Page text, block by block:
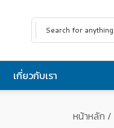
เกี่ยวกับเรา
หน้าหลัก /